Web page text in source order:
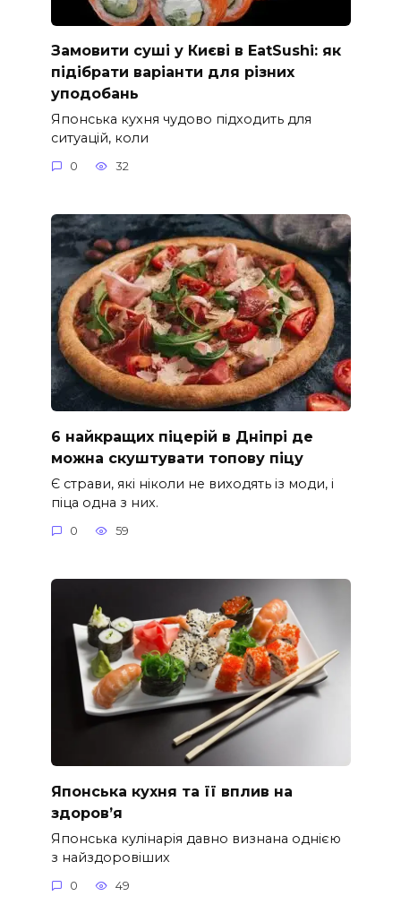
Замовити суші у Києві в EatSushi: як
підібрати варіанти для різних
уподобань
Японська кухня чудово підходить для
ситуацій, коли
0 32
6 найкращих піцерій в Дніпрі де
можна скуштувати топову піцу
Є страви, які ніколи не виходять із моди, і
піца одна з них.
0 59
Японська кухня та її вплив на
здоров’я
Японська кулінарія давно визнана однією
з найздоровіших
0 49